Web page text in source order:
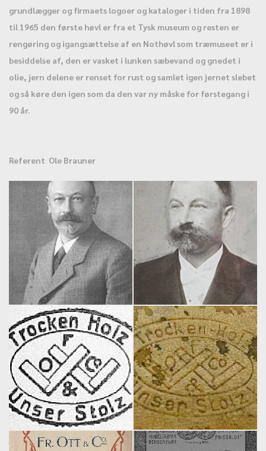
grundlægger og firmaets logoer og kataloger i tiden fra 1898
til 1965 den første høvl er fra et Tysk museum og resten er
rengøring og igangsættelse af en Nothøvl som træmuseet er i
besiddelse af, den er vasket i lunken sæbevand og gnedet i
olie, jern delene er renset for rust og samlet igen jernet slebet
og så køre den igen som da den var ny måske for førstegang i
90 år.
Referent Ole Brauner